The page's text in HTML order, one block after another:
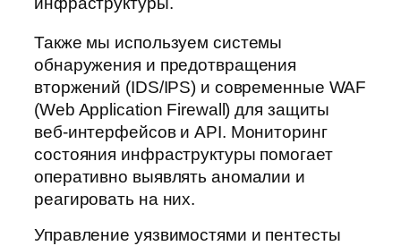
Также мы используем системы
обнаружения и предотвращения
вторжений (IDS/IPS) и современные WAF
(Web Application Firewall) для защиты
веб-интерфейсов и API. Мониторинг
состояния инфраструктуры помогает
оперативно выявлять аномалии и
реагировать на них.
Управление уязвимостями и пентесты